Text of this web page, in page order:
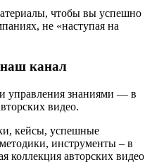
чтобы вы успешно
не «наступая на
наш канал
управления знаниями — в
видео.
кейсы, успешные
инструменты – в
коллекция авторских видео